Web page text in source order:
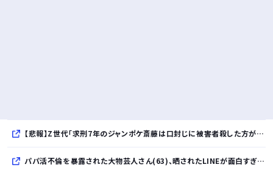
【悲報】Z世代「求刑7年のジャンポケ斎藤は口封じに被害者殺した方が量刑軽かっただろ」←1万いいね
パパ活不倫を暴露された大物芸人さん(63)、晒されたLINEが面白すぎるｗｗｗｗｗｗｗｗｗ(画像ｱﾘ)